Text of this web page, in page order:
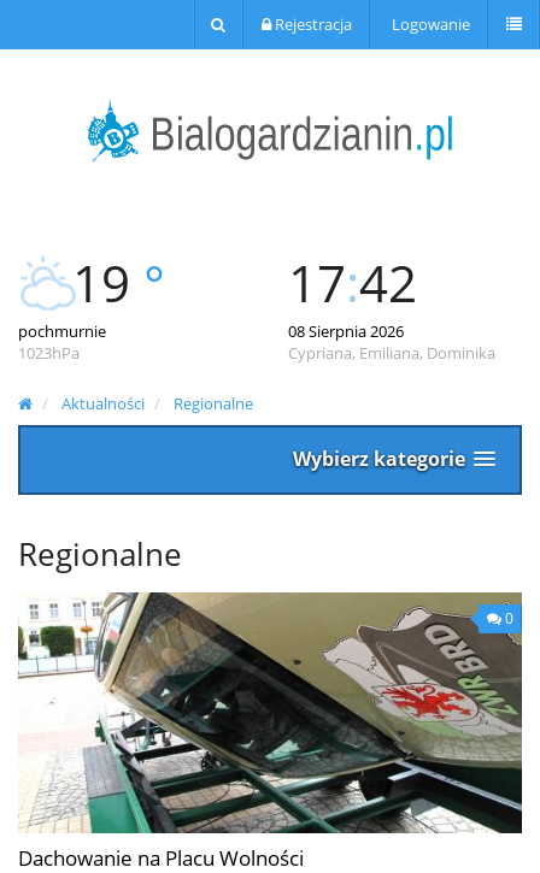
Rejestracja Logowanie
19 °
pochmurnie
1023hPa
17:42
08 Sierpnia 2026
Cypriana, Emiliana, Dominika
Aktualności Regionalne
Wybierz kategorie
Regionalne
0
Dachowanie na Placu Wolności